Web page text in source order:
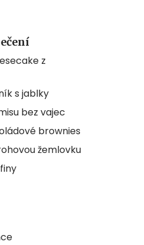
z
s jablky
bez vajec
brownies
žemlovku